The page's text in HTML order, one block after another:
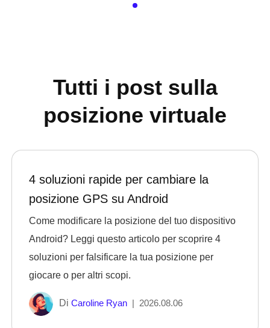
Tutti i post sulla
posizione virtuale
4 soluzioni rapide per cambiare la
posizione GPS su Android
Come modificare la posizione del tuo dispositivo
Android? Leggi questo articolo per scoprire 4
soluzioni per falsificare la tua posizione per
giocare o per altri scopi.
Di Caroline Ryan | 2026.08.06